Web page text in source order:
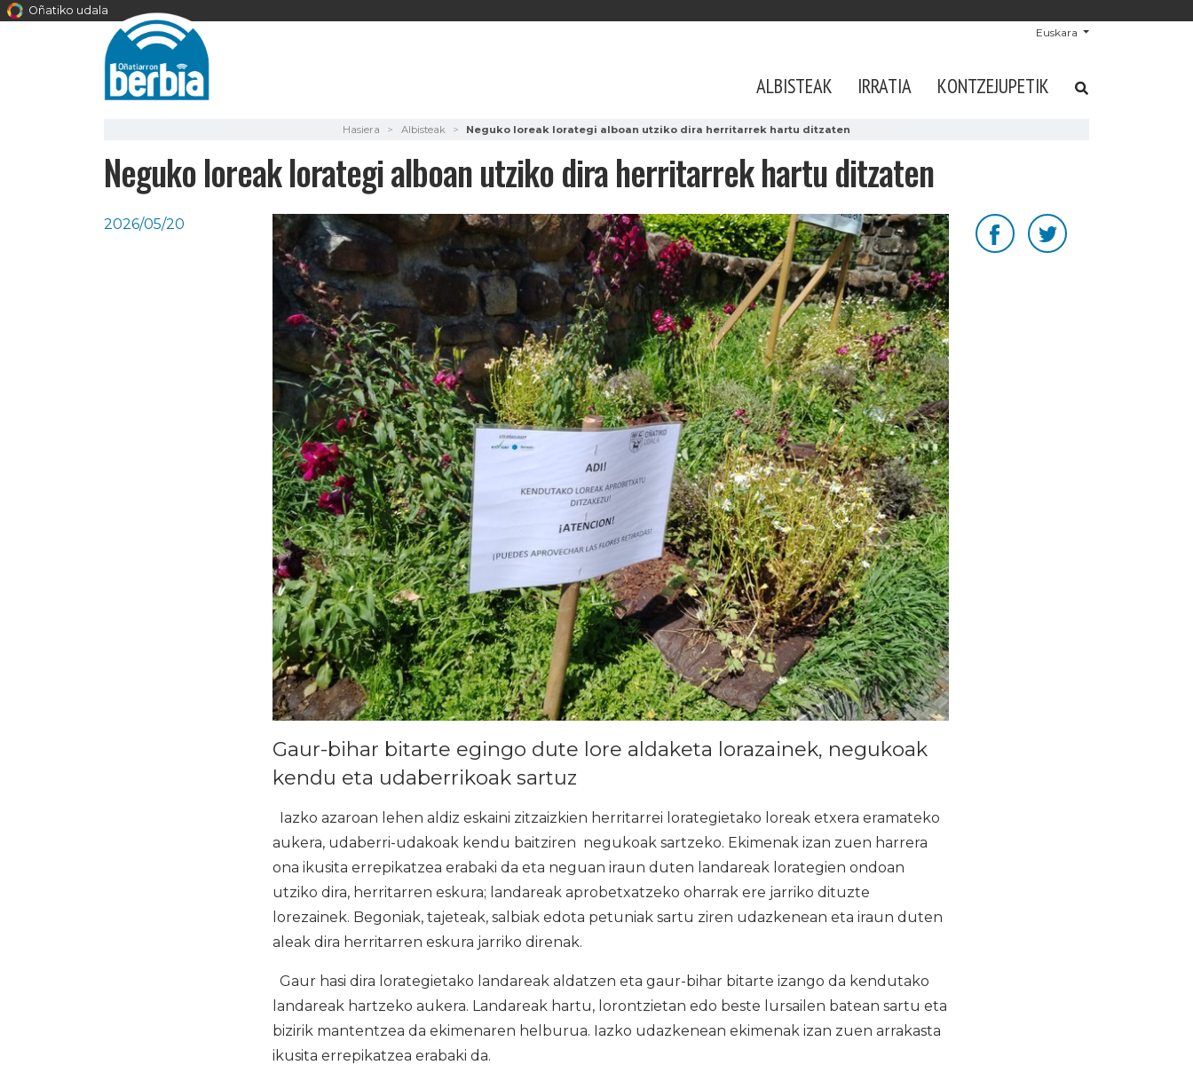
Oñatiko udala
Euskara
ALBISTEAK IRRATIA KONTZEJUPETIK
Hasiera Albisteak Neguko loreak lorategi alboan utziko dira herritarrek hartu ditzaten
Neguko loreak lorategi alboan utziko dira herritarrek hartu ditzaten
2026/05/20
Gaur-bihar bitarte egingo dute lore aldaketa lorazainek, negukoak
kendu eta udaberrikoak sartuz
Iazko azaroan lehen aldiz eskaini zitzaizkien herritarrei lorategietako loreak etxera eramateko
aukera, udaberri-udakoak kendu baitziren negukoak sartzeko. Ekimenak izan zuen harrera
ona ikusita errepikatzea erabaki da eta neguan iraun duten landareak lorategien ondoan
utziko dira, herritarren eskura; landareak aprobetxatzeko oharrak ere jarriko dituzte
lorezainek. Begoniak, tajeteak, salbiak edota petuniak sartu ziren udazkenean eta iraun duten
aleak dira herritarren eskura jarriko direnak.
Gaur hasi dira lorategietako landareak aldatzen eta gaur-bihar bitarte izango da kendutako
landareak hartzeko aukera. Landareak hartu, lorontzietan edo beste lursailen batean sartu eta
bizirik mantentzea da ekimenaren helburua. Iazko udazkenean ekimenak izan zuen arrakasta
ikusita errepikatzea erabaki da.